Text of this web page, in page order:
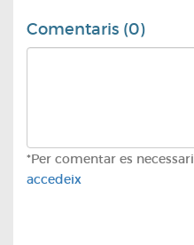
Comentaris (0)
*Per comentar es
accedeix